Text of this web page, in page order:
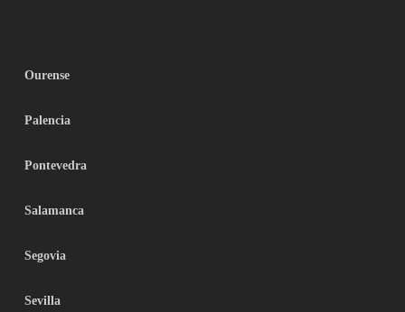
Ourense
Palencia
Pontevedra
Salamanca
Segovia
Sevilla